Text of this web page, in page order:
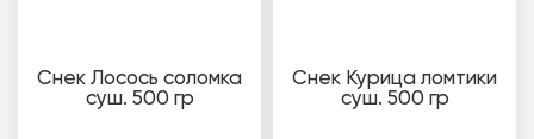
Снек Лосось соломка
суш. 500 гр
Снек Курица ломтики
суш. 500 гр